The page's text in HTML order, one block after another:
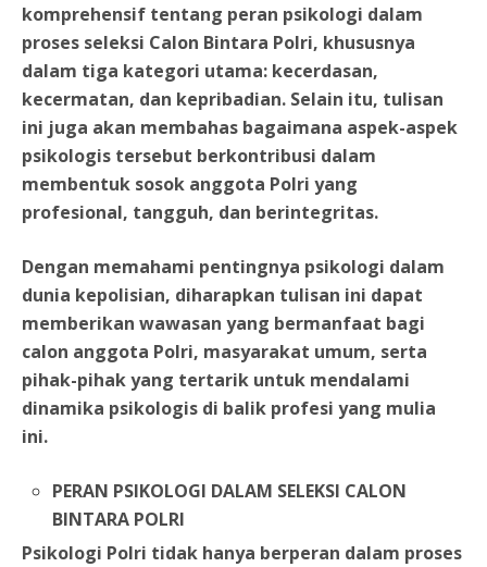
komprehensif tentang peran psikologi dalam
proses seleksi Calon Bintara Polri, khususnya
dalam tiga kategori utama: kecerdasan,
kecermatan, dan kepribadian. Selain itu, tulisan
ini juga akan membahas bagaimana aspek-aspek
psikologis tersebut berkontribusi dalam
membentuk sosok anggota Polri yang
profesional, tangguh, dan berintegritas.
Dengan memahami pentingnya psikologi dalam
dunia kepolisian, diharapkan tulisan ini dapat
memberikan wawasan yang bermanfaat bagi
calon anggota Polri, masyarakat umum, serta
pihak-pihak yang tertarik untuk mendalami
dinamika psikologis di balik profesi yang mulia
ini.
PERAN PSIKOLOGI DALAM SELEKSI CALON
BINTARA POLRI
Psikologi Polri tidak hanya berperan dalam proses